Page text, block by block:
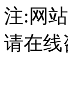
注:网
请在线